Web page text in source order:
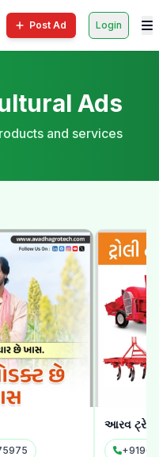
Post Ad Login
Ads
and services
+919664837696
સોડવ કૃપા